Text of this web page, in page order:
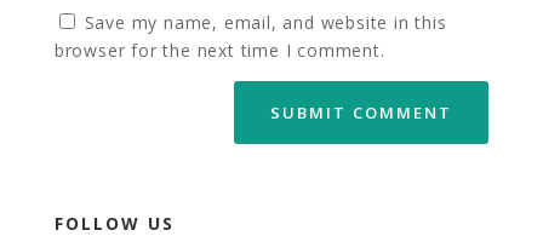
Save my name, email, and website in this
browser for the next time I comment.
FOLLOW US